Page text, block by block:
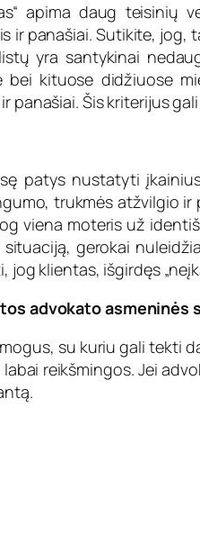
apima daug teisinių
ir panašiai. Sutikite, jog,
yra santykinai
bei kituose didžiuose
panašiai. Šis kriterijus
patys nustatyti
trukmės atžvilgio ir
viena moteris už
gerokai
jog klientas, išgirdęs
advokato asmeninės
su kuriu gali tekti
reikšmingos. Jei